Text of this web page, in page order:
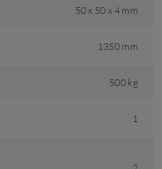
50 x 50 x 4 mm
1350 mm
500 kg
1